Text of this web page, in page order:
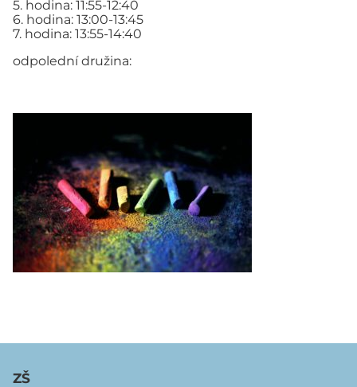
5. hodina: 11:55-12:40
6. hodina: 13:00-13:45
7. hodina: 13:55-14:40
odpolední družina:
ZŠ